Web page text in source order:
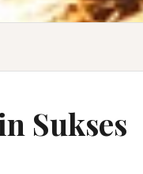
Sukses